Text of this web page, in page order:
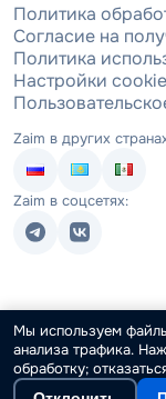
Политика
Согласие на
Политика
Настройки cookie
Zaim в других
Zaim в соцсетях:
Мы используем
анализа трафика.
обработку;